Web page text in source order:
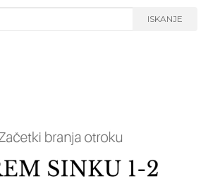
ISKANJE